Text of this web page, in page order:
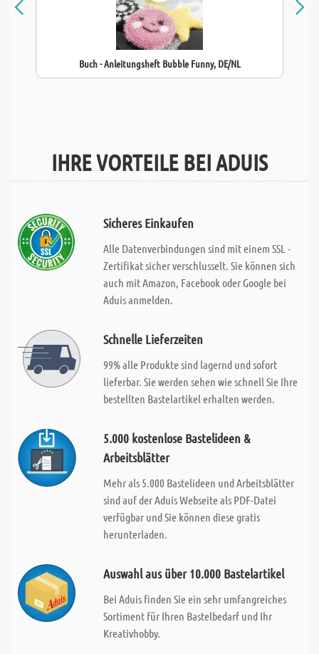
Buch - Anleitungsheft Bubble Funny, DE/NL
IHRE VORTEILE BEI ADUIS
Sicheres Einkaufen
Alle Datenverbindungen sind mit einem SSL -
Zertifikat sicher verschlusselt. Sie können sich
auch mit Amazon, Facebook oder Google bei
Aduis anmelden.
Schnelle Lieferzeiten
99% alle Produkte sind lagernd und sofort
lieferbar. Sie werden sehen wie schnell Sie Ihre
bestellten Bastelartikel erhalten werden.
5.000 kostenlose Bastelideen &
Arbeitsblätter
Mehr als 5.000 Bastelideen und Arbeitsblätter
sind auf der Aduis Webseite als PDF-Datei
verfügbar und Sie können diese gratis
herunterladen.
Auswahl aus über 10.000 Bastelartikel
Bei Aduis finden Sie ein sehr umfangreiches
Sortiment für Ihren Bastelbedarf und Ihr
Kreativhobby.